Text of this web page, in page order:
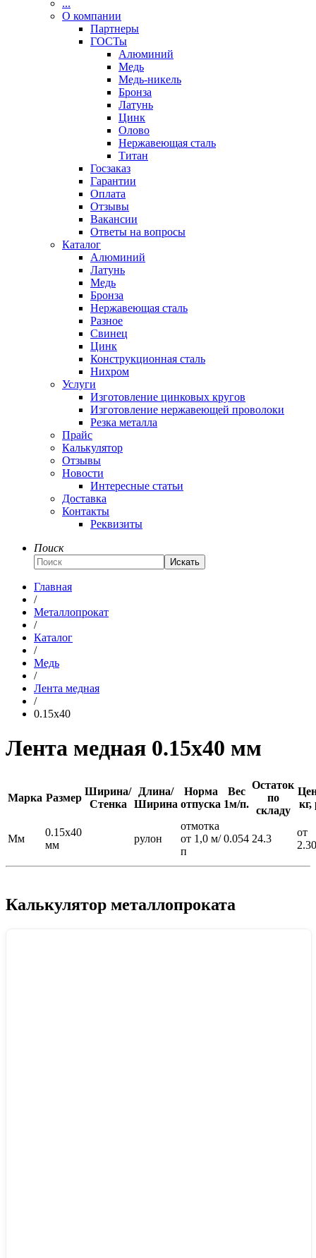
...
О компании
Партнеры
ГОСТы
Алюминий
Медь
Медь-никель
Бронза
Латунь
Цинк
Олово
Нержавеющая сталь
Титан
Госзаказ
Гарантии
Оплата
Отзывы
Вакансии
Ответы на вопросы
Каталог
Алюминий
Латунь
Медь
Бронза
Нержавеющая сталь
Разное
Свинец
Цинк
Конструкционная сталь
Нихром
Услуги
Изготовление цинковых кругов
Изготовление нержавеющей проволоки
Резка металла
Прайс
Калькулятор
Отзывы
Новости
Интересные статьи
Доставка
Контакты
Реквизиты
Поиск
Искать
Главная
/
Металлопрокат
/
Каталог
/
Медь
/
Лента медная
/
0.15x40
Лента медная 0.15x40 мм
Марка Размер
Ширина/
Стенка
Длина/
Ширина
Норма
отпуска
Вес
1м/п.
Остаток
по
складу
кг,
Мм
0.15x40
мм
рулон
отмотка
от 1,0 м/
п
0.054 24.3
от
Калькулятор металлопроката